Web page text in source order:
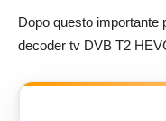
Dopo questo importante
decoder tv DVB T2